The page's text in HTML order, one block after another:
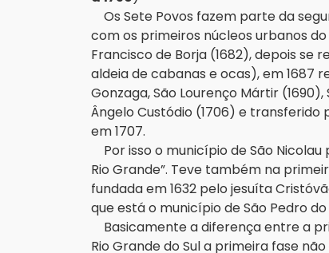
Os Sete Povos fazem parte da
com os primeiros núcleos urbanos
Francisco de Borja (1682), depois se
aldeia de cabanas e ocas), em 1687
Gonzaga, São Lourenço Mártir
Ângelo Custódio (1706) e
em 1707.
Por isso o município de São
Rio Grande”. Teve também na
fundada em 1632 pelo jesuíta
que está o município de São Pedro do
Basicamente a diferença entre a
Rio Grande do Sul a primeira fase